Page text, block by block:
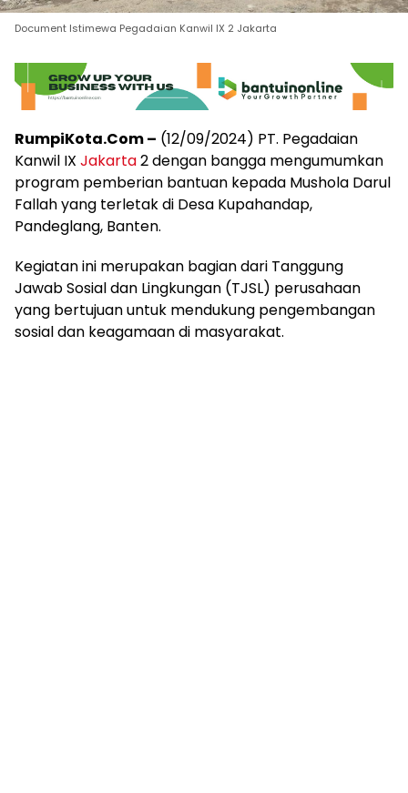
Document Istimewa Pegadaian Kanwil IX 2 Jakarta
RumpiKota.Com – (12/09/2024) PT. Pegadaian
Kanwil IX Jakarta2 dengan bangga mengumumkan
program pemberian bantuan kepada Mushola Darul
Fallah yang terletak di Desa Kupahandap,
Pandeglang, Banten.
Kegiatan ini merupakan bagian dari Tanggung
Jawab Sosial dan Lingkungan (TJSL) perusahaan
yang bertujuan untuk mendukung pengembangan
sosial dan keagamaan di masyarakat.